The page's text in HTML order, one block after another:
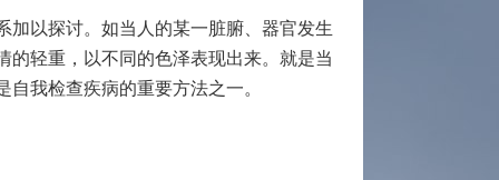
加以探讨。如当人的某一脏腑、器官发生
的轻重，以不同的色泽表现出来。就是当
我检查疾病的重要方法之一。